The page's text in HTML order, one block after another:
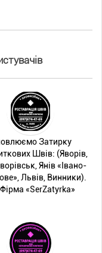
Затирку
Швів: (Яворів,
Янів «Івано-
Львів, Винники).
«SerZatyrka»